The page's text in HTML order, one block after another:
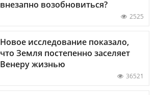
внезапно возобновиться?
2525
Новое исследование показало,
что Земля постепенно заселяет
Венеру жизнью
36521